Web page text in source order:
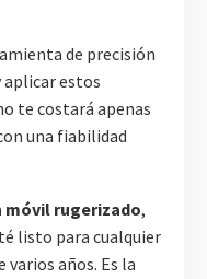
de precisión
estos
te costará apenas
una fiabilidad
móvil rugerizado,
listo para cualquier
varios años. Es la